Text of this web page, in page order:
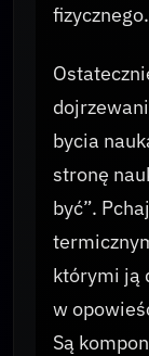
fizycznego.
bycia
stronę
być”.
którymi ją
w
Są